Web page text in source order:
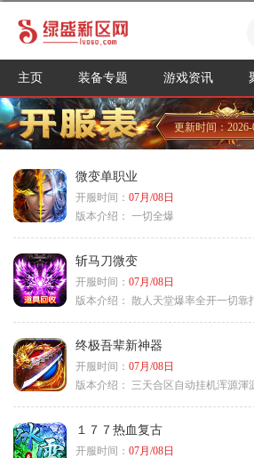
主页 装备专题 游戏资讯
更新时间：2026-
微变单职业
开服时间： 07月/08日
版本介绍： 一切全爆
斩马刀微变
开服时间： 07月/08日
版本介绍： 散人天堂爆率全开一切靠
终极吾辈新神器
开服时间： 07月/08日
版本介绍：
三天合区自动挂机浑源渾
１７７热血复古
开服时间： 07月/08日